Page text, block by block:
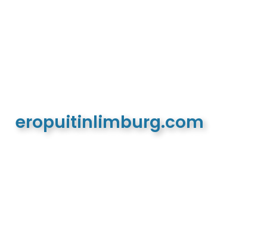
eropuitinlimburg.com